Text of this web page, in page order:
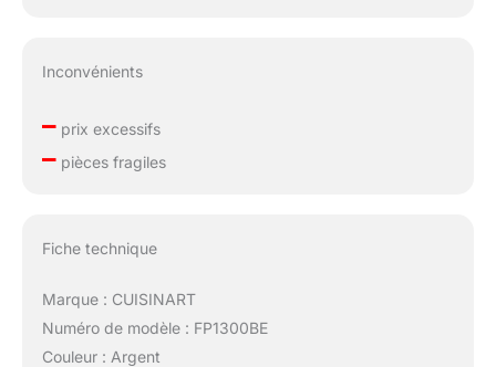
Inconvénients
–prix excessifs
–pièces fragiles
Fiche technique
Marque : CUISINART
Numéro de modèle : FP1300BE
Couleur : Argent